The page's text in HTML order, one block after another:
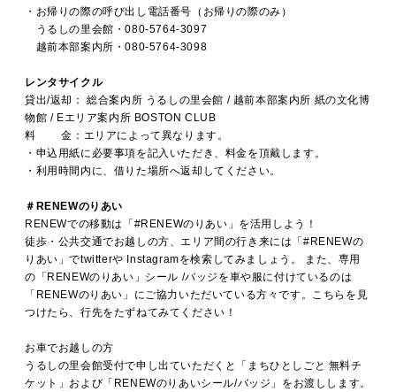
・お帰りの際の呼び出し電話番号（お帰りの際のみ）
うるしの里会館・080-5764-3097
越前本部案内所・080-5764-3098
レンタサイクル
貸出/返却： 総合案内所 うるしの里会館 / 越前本部案内所 紙の文化博
物館 / Eエリア案内所 BOSTON CLUB
料 金：エリアによって異なります。
・申込用紙に必要事項を記入いただき、料金を頂戴します。
・利用時間内に、借りた場所へ返却してください。
＃RENEWのりあい
RENEWでの移動は「#RENEWのりあい」を活用しよう！
徒歩・公共交通でお越しの方、エリア間の行き来には「#RENEWの
りあい」でtwitterや Instagramを検索してみましょう。 また、専用
の「RENEWのりあい」シール /バッジを車や服に付けているのは
「RENEWのりあい」にご協力いただいている方々です。こちらを見
つけたら、行先をたずねてみてください！
お車でお越しの方
うるしの里会館受付で申し出ていただくと「まちひとしごと 無料チ
ケット」および「RENEWのりあいシール/バッジ」をお渡しします。